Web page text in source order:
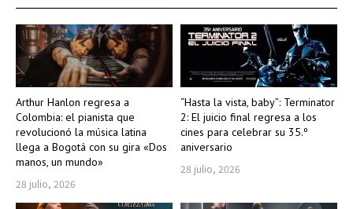
Arthur Hanlon regresa a
Colombia: el pianista que
revolucionó la música latina
llega a Bogotá con su gira «Dos
manos, un mundo»
28 julio, 2026
“Hasta la vista, baby”: Terminator
2: El juicio final regresa a los
cines para celebrar su 35.º
aniversario
28 julio, 2026